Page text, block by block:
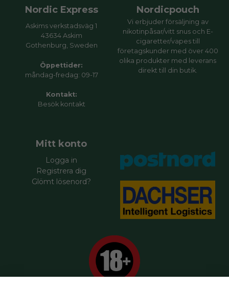
Nordic Express
Askims verkstadsväg 1
43634 Askim
Gothenburg, Sweden
Öppettider:
måndag-fredag: 09-17
Kontakt:
Besök kontakt
Nordicpouch
Vi erbjuder försäljning av
nikotinpåsar/vitt snus och E-
cigaretter/vapes till
företagskunder med över 400
olika produkter med leverans
direkt till din butik.
Mitt konto
Logga in
Registrera dig
Glömt lösenord?